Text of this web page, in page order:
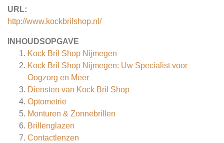
URL:
http://www.kockbrilshop.nl/
INHOUDSOPGAVE
Kock Bril Shop Nijmegen
Kock Bril Shop Nijmegen: Uw Specialist voor
Oogzorg en Meer
Diensten van Kock Bril Shop
Optometrie
Monturen & Zonnebrillen
Brillenglazen
Contactlenzen